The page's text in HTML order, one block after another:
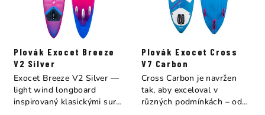
Plovák Exocet Breeze
V2 Silver
Exocet Breeze V2 Silver —
light wind longboard
inspirovaný klasickými surf
Plovák Exocet Cross
V7 Carbon
Cross Carbon je navržen
tak, aby exceloval v
různých podmínkách – od